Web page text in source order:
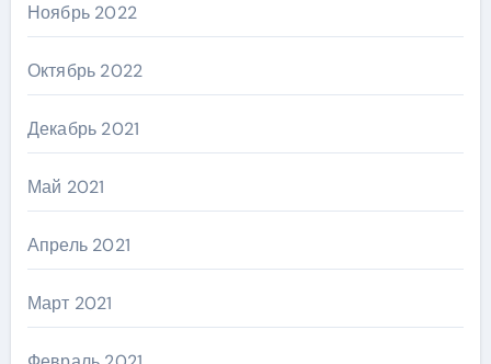
Ноябрь 2022
Октябрь 2022
Декабрь 2021
Май 2021
Апрель 2021
Март 2021